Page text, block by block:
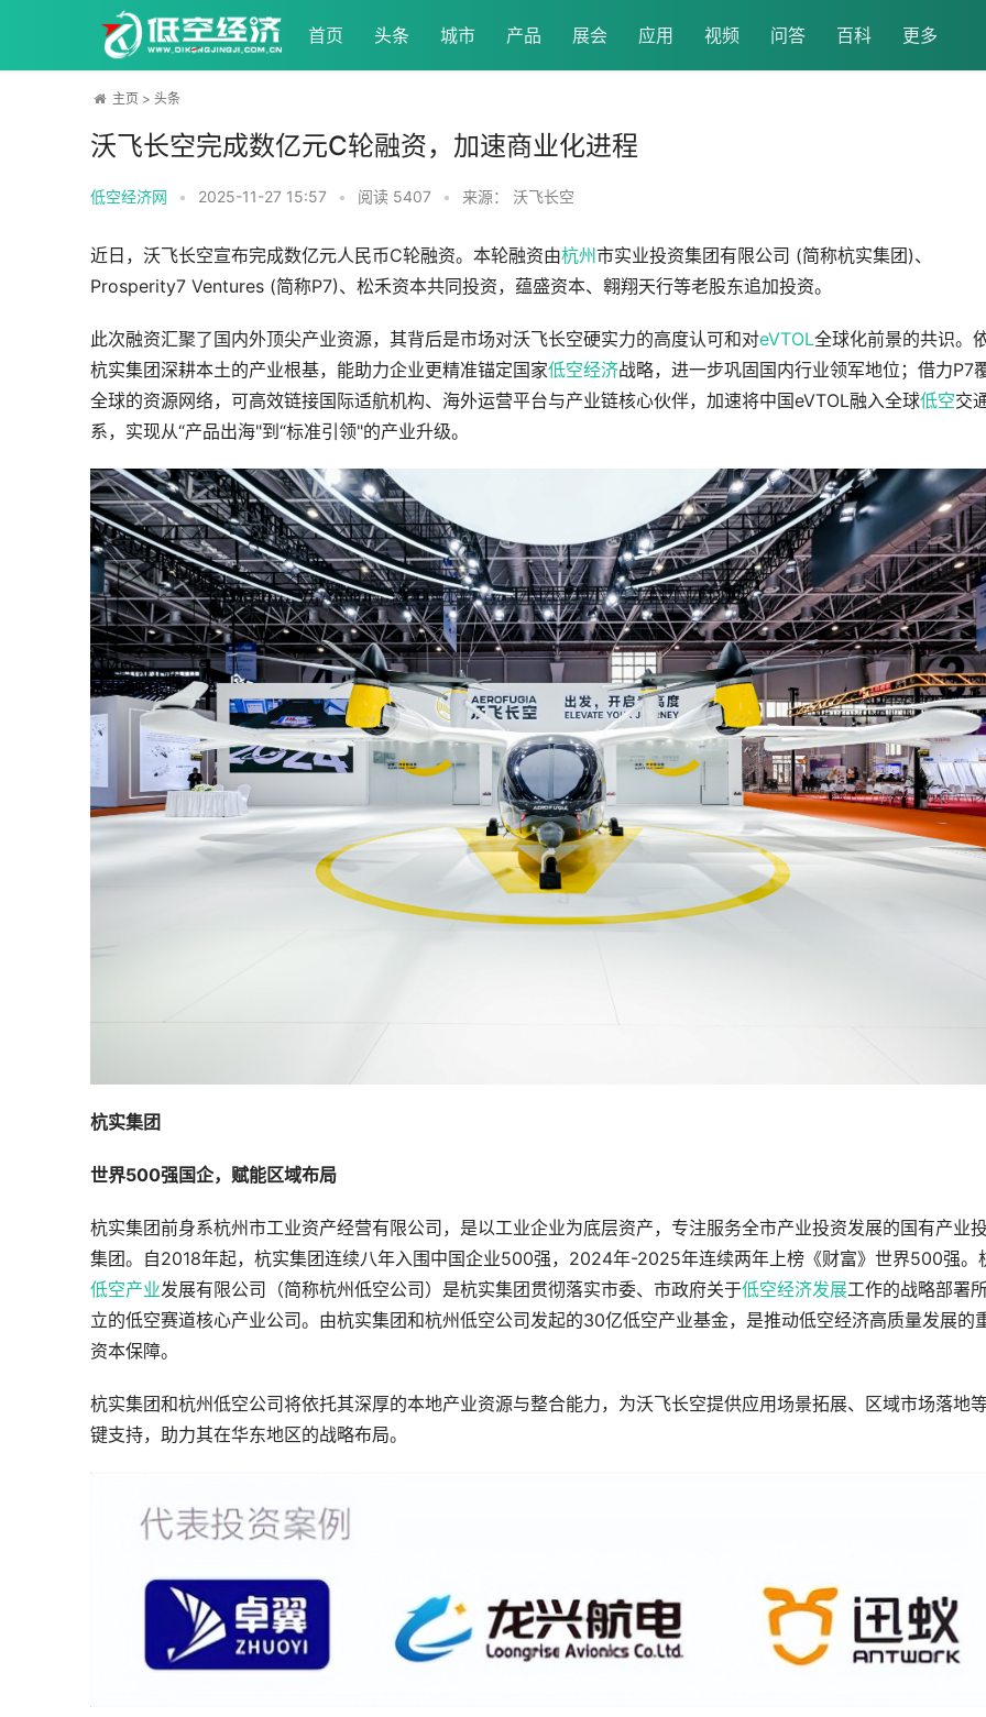
首页 头条 城市 产品 展会 应用 视频 问答 百科 更多
主页 > 头条
沃飞长空完成数亿元C轮融资，加速商业化进程
低空经济网 • 2025-11-27 15:57 • 阅读 5407 • 来源： 沃飞长空
近日，沃飞长空宣布完成数亿元人民币C轮融资。本轮融资由杭州市实业投资集团有限公司 (简称杭实集团)、
Prosperity7 Ventures (简称P7)、松禾资本共同投资，蕴盛资本、翱翔天行等老股东追加投资。
此次融资汇聚了国内外顶尖产业资源，其背后是市场对沃飞长空硬实力的高度认可和对eVTOL全球化前景的共识。
杭实集团深耕本土的产业根基，能助力企业更精准锚定国家低空经济战略，进一步巩固国内行业领军地位；借力P7
全球的资源网络，可高效链接国际适航机构、海外运营平台与产业链核心伙伴，加速将中国eVTOL融入全球低空交
系，实现从“产品出海"到“标准引领"的产业升级。
杭实集团
世界500强国企，赋能区域布局
杭实集团前身系杭州市工业资产经营有限公司，是以工业企业为底层资产，专注服务全市产业投资发展的国有产业
集团。自2018年起，杭实集团连续八年入围中国企业500强，2024年-2025年连续两年上榜《财富》世界500强。
低空产业发展有限公司（简称杭州低空公司）是杭实集团贯彻落实市委、市政府关于低空经济发展工作的战略部署
立的低空赛道核心产业公司。由杭实集团和杭州低空公司发起的30亿低空产业基金，是推动低空经济高质量发展的
资本保障。
杭实集团和杭州低空公司将依托其深厚的本地产业资源与整合能力，为沃飞长空提供应用场景拓展、区域市场落地
键支持，助力其在华东地区的战略布局。